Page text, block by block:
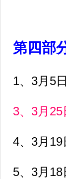
第四部
1、3月5
3、3月25
4、3月19
5、3月18